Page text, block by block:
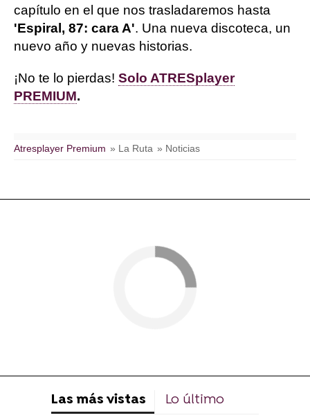
capítulo en el que nos trasladaremos hasta
'Espiral, 87: cara A'. Una nueva discoteca, un
nuevo año y nuevas historias.
¡No te lo pierdas! Solo ATRESplayer
PREMIUM.
Atresplayer Premium » La Ruta » Noticias
Las más vistas Lo último